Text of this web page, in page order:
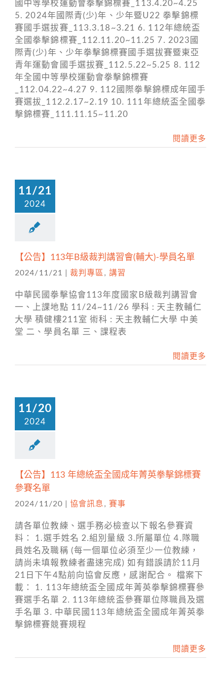
國中等學校運動會拳擊錦標賽_113.4.20~4.25
5. 2024年國際青(少)年、少年暨U22 拳擊錦標
賽國手選拔賽_113.3.18~3.21 6. 112年總統盃
全國拳擊錦標賽_112.11.20~11.25 7. 2023國
際青(少)年、少年拳擊錦標賽國手選拔賽暨東亞
青年運動會國手選拔賽_112.5.22~5.25 8. 112
年全國中等學校運動會拳擊錦標賽
_112.04.22~4.27 9. 112國際拳擊錦標成年國手
賽選拔_112.2.17~2.19 10. 111年總統盃全國拳
擊錦標賽_111.11.15~11.20
閱讀更多
11/21
2024
【公告】113年B級裁判講習會(輔大)-學員名單
2024/11/21 裁判專區 , 講習
中華民國拳擊協會113年度國家B級裁判講習會
一、上課地點 11/24~11/26 學科 : 天主教輔仁
大學 積健樓211室 術科 : 天主教輔仁大學 中美
堂 二、學員名單 三、課程表
閱讀更多
11/20
2024
【公告】113 年總統盃全國成年菁英拳擊錦標賽
參賽名單
2024/11/20 協會訊息 , 賽事
請各單位教練、選手務必檢查以下報名參賽資
料： 1.選手姓名 2.組別量級 3.所屬單位 4.隊職
員姓名及職稱 (每一個單位必須至少一位教練，
請尚未填報教練者盡速完成) 如有錯誤請於11月
21日下午4點前向協會反應，感謝配合。 檔案下
載： 1. 113年總統盃全國成年菁英拳擊錦標賽參
賽選手名單 2. 113年總統盃參賽單位隊職員及選
手名單 3. 中華民國113年總統盃全國成年菁英拳
擊錦標賽競賽規程
閱讀更多